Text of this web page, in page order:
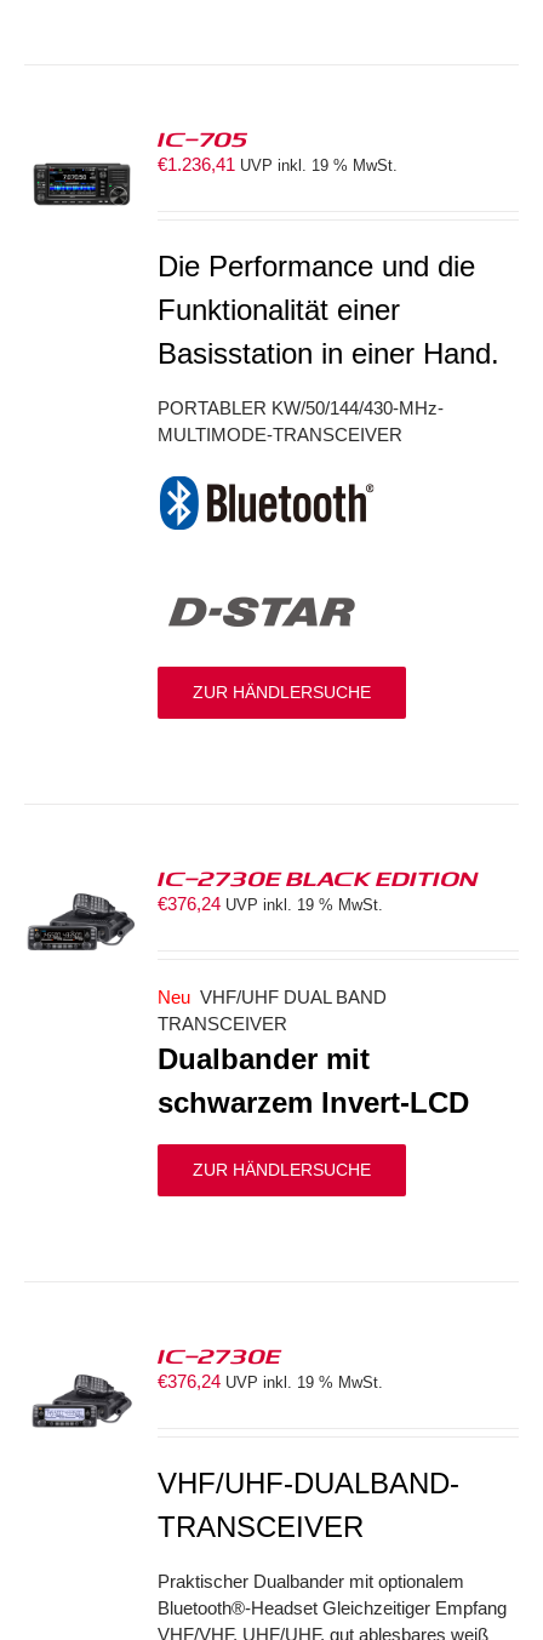
IC-705
€1.236,41 UVP inkl. 19 % MwSt.
Die Performance und die
Funktionalität einer
Basisstation in einer Hand.
PORTABLER KW/50/144/430-MHz-
MULTIMODE-TRANSCEIVER
ZUR HÄNDLERSUCHE
IC-2730E BLACK EDITION
€376,24 UVP inkl. 19 % MwSt.
Neu VHF/UHF DUAL BAND
TRANSCEIVER
Dualbander mit
schwarzem Invert-LCD
ZUR HÄNDLERSUCHE
IC-2730E
€376,24 UVP inkl. 19 % MwSt.
VHF/UHF-DUALBAND-
TRANSCEIVER
Praktischer Dualbander mit optionalem
Bluetooth®-Headset Gleichzeitiger Empfang
VHF/VHF, UHF/UHF, gut ablesbares weiß